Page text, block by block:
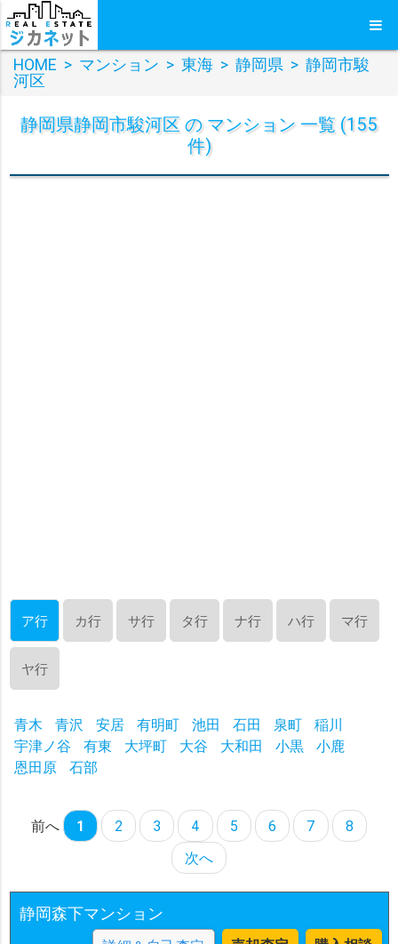
HOME > マンション > 東海 > 静岡県 > 静岡市駿
河区
静岡県静岡市駿河区 の マンション 一覧 (155
件)
ア行 カ行 サ行 タ行 ナ行 ハ行 マ行
ヤ行
青木 青沢 安居 有明町 池田 石田 泉町
稲川
宇津ノ谷
有東 大坪町 大谷 大和田 小黒
小鹿
恩田原
石部
前へ 1 2 3 4 5 6 7
8
次へ
静岡森下マンション